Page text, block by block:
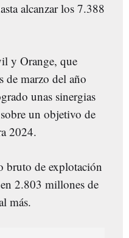
alcanzar los 7.388
y Orange, que
de marzo del año
unas sinergias
un objetivo de
2024.
bruto de explotación
2.803 millones de
más.